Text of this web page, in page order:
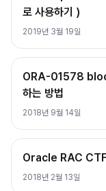
로 사용하기 )
2019년 3월 19일
ORA-01578
하는 방법
2018년 9월 14일
Oracle RAC
2018년 2월 13일